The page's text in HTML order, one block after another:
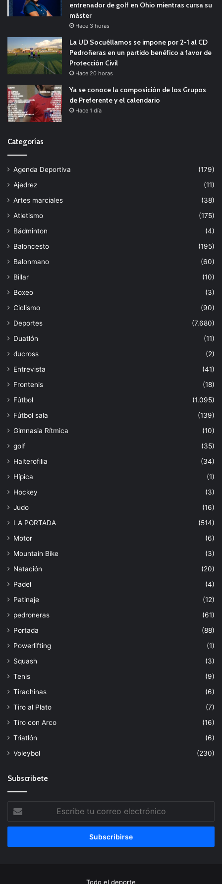
entrenador de golf en Ohio mientras cursa su
máster
Hace 3 horas
La UD Socuéllamos se impone por 2-1 al CD
Pedroñeras en un partido benéfico a favor de
Protección Civil
Hace 20 horas
Ya se conoce la composición de los Grupos
de Preferente y el calendario
Hace 1 día
Categorías
Agenda Deportiva
(179)
Ajedrez
(11)
Artes marciales
(38)
Atletismo
(175)
Bádminton
(4)
Baloncesto
(195)
Balonmano
(60)
Billar
(10)
Boxeo
(3)
Ciclismo
(90)
Deportes
(7.680)
Duatlón
(11)
ducross
(2)
Entrevista
(41)
Frontenis
(18)
Fútbol
(1.095)
Fútbol sala
(139)
Gimnasia Rítmica
(10)
golf
(35)
Halterofilia
(34)
Hípica
(1)
Hockey
(3)
Judo
(16)
LA PORTADA
(514)
Motor
(6)
Mountain Bike
(3)
Natación
(20)
Padel
(4)
Patinaje
(12)
pedroneras
(61)
Portada
(88)
Powerlifting
(1)
Squash
(3)
Tenis
(9)
Tirachinas
(6)
Tiro al Plato
(7)
Tiro con Arco
(16)
Triatlón
(6)
Voleybol
(230)
Subscribete
tu
correo
Todo el deporte